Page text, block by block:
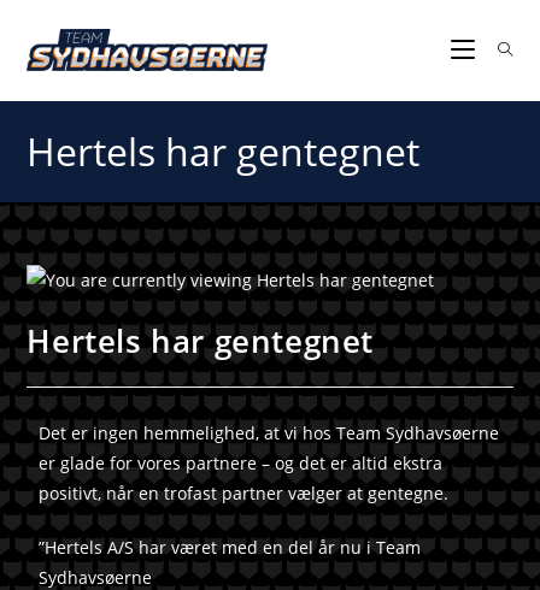
Hertels har gentegnet
Hertels har gentegnet
Det er ingen hemmelighed, at vi hos Team Sydhavsøerne
er glade for vores partnere – og det er altid ekstra
positivt, når en trofast partner vælger at gentegne.
”Hertels A/S har været med en del år nu i Team
Sydhavsøerne